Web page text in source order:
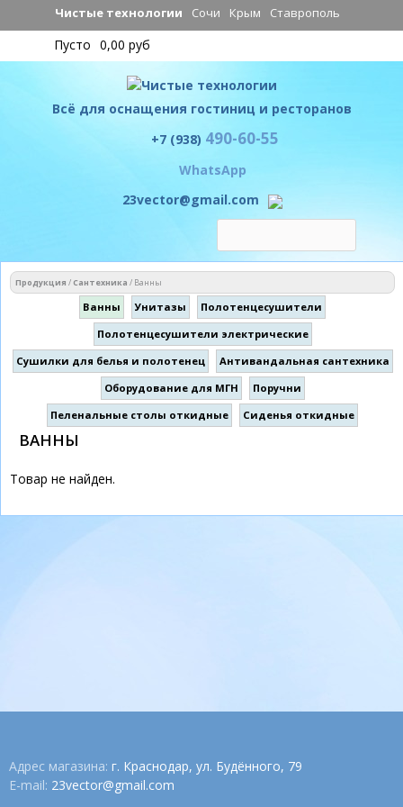
Перейти к
основному
содержанию
Чистые технологии Сочи Крым Ставрополь
Пусто 0,00 руб
Всё для оснащения гостиниц и ресторанов
Чистые технологии
+7 (938) 490-60-55
WhatsApp
23vector@gmail.com
Вы здесь
Продукция / Сантехника / Ванны
Ванны Унитазы
Полотенцесушители
Полотенцесушители электрические
Сушилки для белья и полотенец
Антивандальная сантехника
Оборудование для МГН
Поручни
Пеленальные столы откидные
Сиденья откидные
ВАННЫ
Товар не найден.
Адрес магазина: г. Краснодар, ул. Будённого, 79
E-mail: 23vector@gmail.com